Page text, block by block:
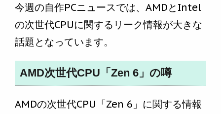
今週の自作PCニュースでは、AMDとIntel
の次世代CPUに関するリーク情報が大きな
話題となっています。
AMD次世代CPU「Zen 6」の噂
AMDの次世代CPU「Zen 6」に関する情報